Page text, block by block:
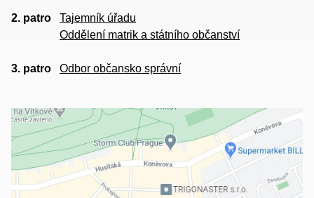
2. patro
Tajemník úřadu
Oddělení matrik a státního občanství
3. patro Odbor občansko správní